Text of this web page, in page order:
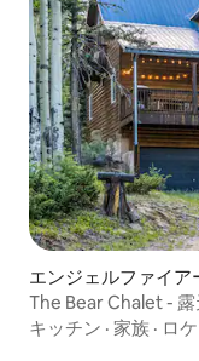
エンジェルファイア
The Bear Chalet -
キッチン · 家族 · ロ